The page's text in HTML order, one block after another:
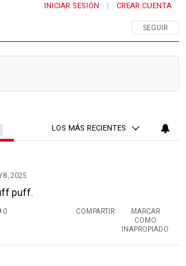
SIGA ESTA
SEGUIR
INICIAR SESIÓN CREAR CUENTA
LOS MÁS RECIENTES
8, 2025
puff.
0 COMPARTIR
MARCAR
COMO
INAPROPIADO